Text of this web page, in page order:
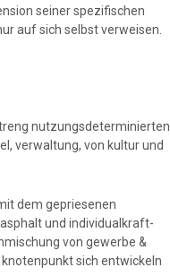
seiner spezifischen
auf sich selbst verweisen.
nutzungsdeterminierten
verwaltung, von kultur und
dem gepriesenen
und individualkraft-
von gewerbe &
sich entwickeln